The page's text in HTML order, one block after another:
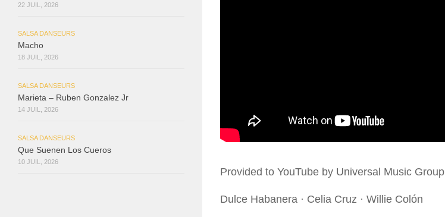
Provided to YouTube by Universal Music Group
Dulce Habanera · Celia Cruz · Willie Colón
22 JUIL, 2026
SALSA DANSEURS
Macho
18 JUIL, 2026
SALSA DANSEURS
Marieta – Ruben Gonzalez Jr
14 JUIL, 2026
SALSA DANSEURS
Que Suenen Los Cueros
10 JUIL, 2026